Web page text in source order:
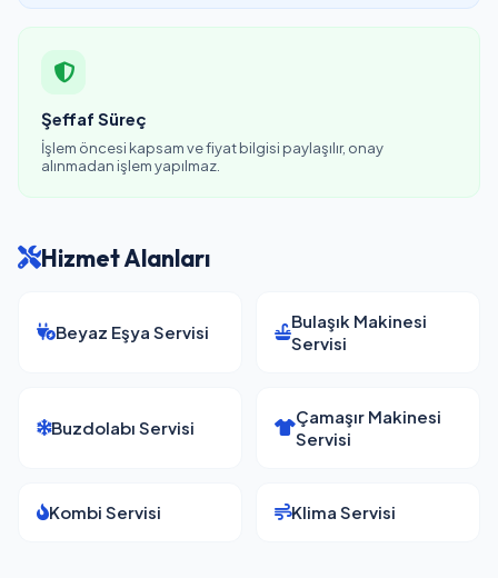
Şeffaf Süreç
İşlem öncesi kapsam ve fiyat bilgisi paylaşılır, onay
alınmadan işlem yapılmaz.
Hizmet Alanları
Beyaz Eşya Servisi
Bulaşık Makinesi
Servisi
Buzdolabı Servisi
Çamaşır Makinesi
Servisi
Kombi Servisi Klima Servisi